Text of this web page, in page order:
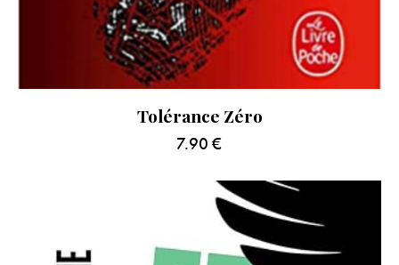
Tolérance Zéro
7.90 €